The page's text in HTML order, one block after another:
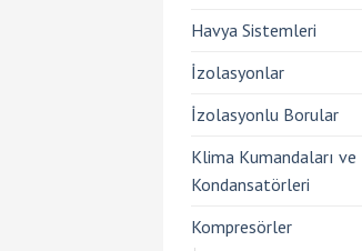
Havya Sistemleri
İzolasyonlar
İzolasyonlu Borular
Klima Kumandaları ve
Kondansatörleri
Kompresörler